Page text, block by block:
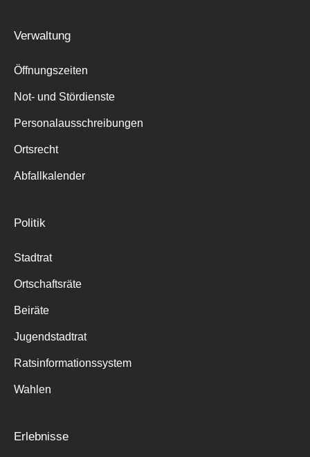
Verwaltung
Öffnungszeiten
Not- und Stördienste
Personalausschreibungen
Ortsrecht
Abfallkalender
Politik
Stadtrat
Ortschaftsräte
Beiräte
Jugendstadtrat
Ratsinformationssystem
Wahlen
Erlebnisse